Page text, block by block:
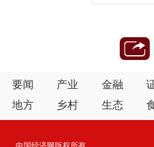
要闻 产业 金融
地方
乡村 生态